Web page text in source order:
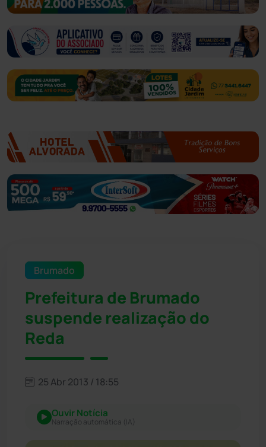
Brumado
Prefeitura de Brumado
suspende realização do
Reda
25 Abr 2013 / 18:55
Ouvir Notícia
Narração automática (IA)